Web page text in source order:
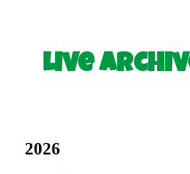
Live
2026